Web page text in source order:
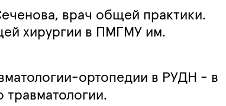
врач общей практики.
хирургии в ПМГМУ им.
ортопедии в РУДН - в